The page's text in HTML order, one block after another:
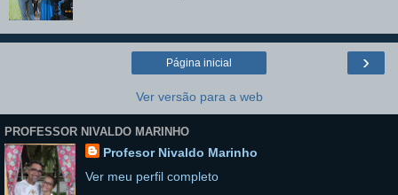
›
Página inicial
Ver versão para a web
PROFESSOR NIVALDO MARINHO
Profesor Nivaldo Marinho
Ver meu perfil completo